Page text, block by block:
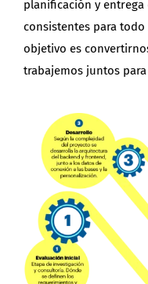
planificación y
consistentes para
objetivo es
trabajemos juntos